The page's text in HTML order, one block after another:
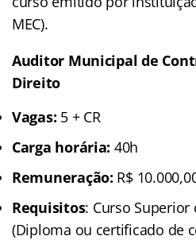
MEC).
Auditor Municipal de
Direito
Vagas: 5 + CR
Carga horária: 40h
Remuneração: R$
Requisitos: Curso
(Diploma ou certificado de